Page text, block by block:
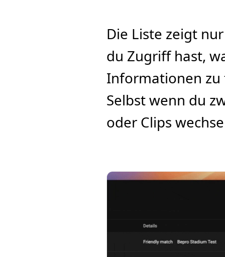
Die Liste zeigt
du Zugriff hast,
Informationen zu
Selbst wenn du
oder Clips